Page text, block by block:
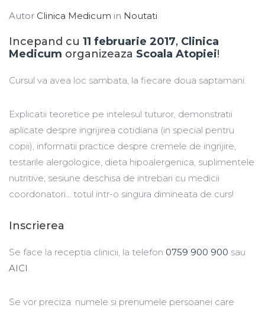
Autor Clinica Medicum in Noutati
Incepand cu 11 februarie 2017, Clinica
Medicum organizeaza Scoala Atopiei!
Cursul va avea loc sambata, la fiecare doua saptamani.
Explicatii teoretice pe intelesul tuturor, demonstratii
aplicate despre ingrijirea cotidiana (in special pentru
copii), informatii practice despre cremele de ingrijire,
testarile alergologice, dieta hipoalergenica, suplimentele
nutritive; sesiune deschisa de intrebari cu medicii
coordonatori… totul intr-o singura dimineata de curs!
Inscrierea
Se face la receptia clinicii, la telefon 0759 900 900 sau
AICI
Se vor preciza: numele si prenumele persoanei care